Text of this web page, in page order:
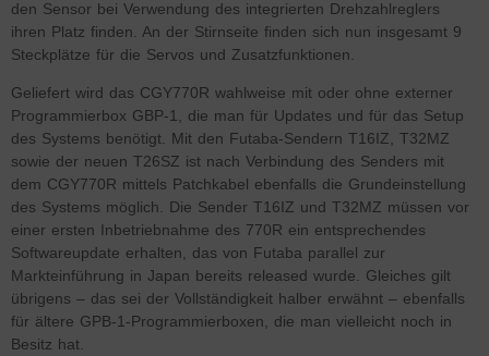
den Sensor bei Verwendung des integrierten Drehzahlreglers
ihren Platz finden. An der Stirnseite finden sich nun insgesamt 9
Steckplätze für die Servos und Zusatzfunktionen.
Geliefert wird das CGY770R wahlweise mit oder ohne externer
Programmierbox GBP-1, die man für Updates und für das Setup
des Systems benötigt. Mit den Futaba-Sendern T16IZ, T32MZ
sowie der neuen T26SZ ist nach Verbindung des Senders mit
dem CGY770R mittels Patchkabel ebenfalls die Grundeinstellung
des Systems möglich. Die Sender T16IZ und T32MZ müssen vor
einer ersten Inbetriebnahme des 770R ein entsprechendes
Softwareupdate erhalten, das von Futaba parallel zur
Markteinführung in Japan bereits released wurde. Gleiches gilt
übrigens – das sei der Vollständigkeit halber erwähnt – ebenfalls
für ältere GPB-1-Programmierboxen, die man vielleicht noch in
Besitz hat.